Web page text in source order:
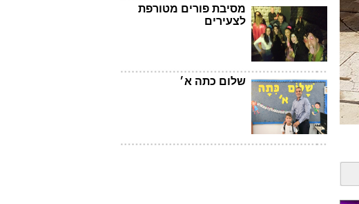
מסיבת פורים מטורפת
לצעירים
שלום כתה א׳